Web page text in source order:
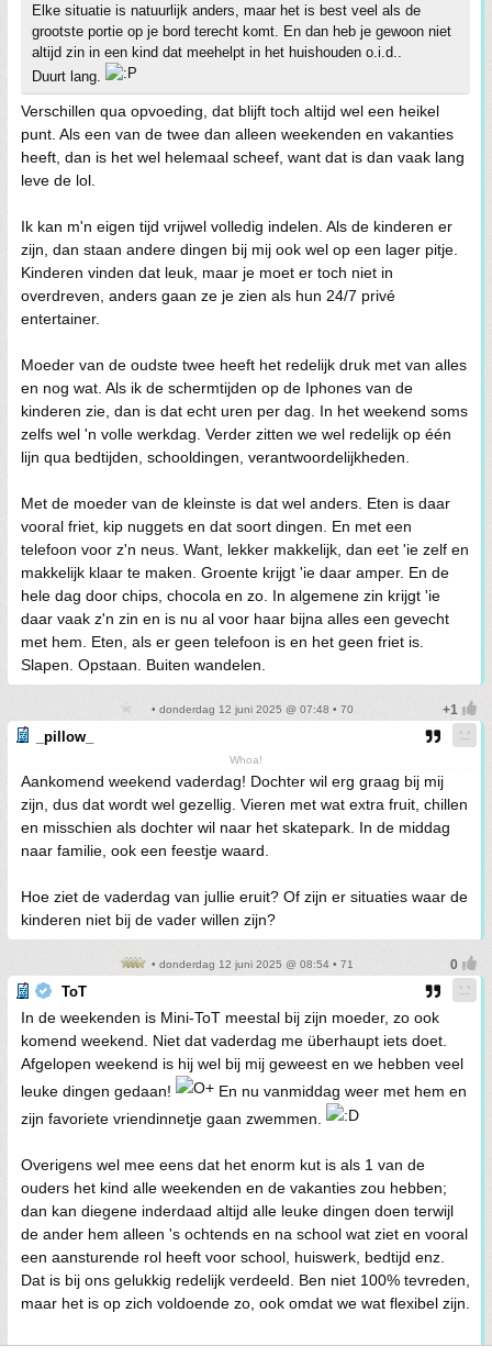
Elke situatie is natuurlijk anders, maar het is best veel als de
grootste portie op je bord terecht komt. En dan heb je gewoon niet
altijd zin in een kind dat meehelpt in het huishouden o.i.d..
Duurt lang.
Verschillen qua opvoeding, dat blijft toch altijd wel een heikel
punt. Als een van de twee dan alleen weekenden en vakanties
heeft, dan is het wel helemaal scheef, want dat is dan vaak lang
leve de lol.
Ik kan m'n eigen tijd vrijwel volledig indelen. Als de kinderen er
zijn, dan staan andere dingen bij mij ook wel op een lager pitje.
Kinderen vinden dat leuk, maar je moet er toch niet in
overdreven, anders gaan ze je zien als hun 24/7 privé
entertainer.
Moeder van de oudste twee heeft het redelijk druk met van alles
en nog wat. Als ik de schermtijden op de Iphones van de
kinderen zie, dan is dat echt uren per dag. In het weekend soms
zelfs wel 'n volle werkdag. Verder zitten we wel redelijk op één
lijn qua bedtijden, schooldingen, verantwoordelijkheden.
Met de moeder van de kleinste is dat wel anders. Eten is daar
vooral friet, kip nuggets en dat soort dingen. En met een
telefoon voor z'n neus. Want, lekker makkelijk, dan eet 'ie zelf en
makkelijk klaar te maken. Groente krijgt 'ie daar amper. En de
hele dag door chips, chocola en zo. In algemene zin krijgt 'ie
daar vaak z'n zin en is nu al voor haar bijna alles een gevecht
met hem. Eten, als er geen telefoon is en het geen friet is.
Slapen. Opstaan. Buiten wandelen.
• donderdag 12 juni 2025 @ 07:48 • 70
_pillow_
Whoa!
Aankomend weekend vaderdag! Dochter wil erg graag bij mij
zijn, dus dat wordt wel gezellig. Vieren met wat extra fruit, chillen
en misschien als dochter wil naar het skatepark. In de middag
naar familie, ook een feestje waard.
Hoe ziet de vaderdag van jullie eruit? Of zijn er situaties waar de
kinderen niet bij de vader willen zijn?
• donderdag 12 juni 2025 @ 08:54 • 71
ToT
In de weekenden is Mini-ToT meestal bij zijn moeder, zo ook
komend weekend. Niet dat vaderdag me überhaupt iets doet.
Afgelopen weekend is hij wel bij mij geweest en we hebben veel
leuke dingen gedaan!
En nu vanmiddag weer met hem en
zijn favoriete vriendinnetje gaan zwemmen.
Overigens wel mee eens dat het enorm kut is als 1 van de
ouders het kind alle weekenden en de vakanties zou hebben;
dan kan diegene inderdaad altijd alle leuke dingen doen terwijl
de ander hem alleen 's ochtends en na school wat ziet en vooral
een aansturende rol heeft voor school, huiswerk, bedtijd enz.
Dat is bij ons gelukkig redelijk verdeeld. Ben niet 100% tevreden,
maar het is op zich voldoende zo, ook omdat we wat flexibel zijn.